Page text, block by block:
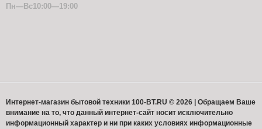
Пн—Вс10:00—19:00
Интернет-магазин бытовой техники 100-BT.RU © 2026 | Обращаем Ваше
внимание на то, что данный интернет-сайт носит исключительно
информационный характер и ни при каких условиях информационные